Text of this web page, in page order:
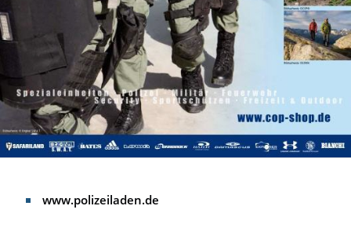
www.polizeiladen.de